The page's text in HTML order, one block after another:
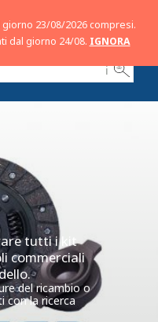
ℹ
tutti i kit
commerciali
del ricambio o
con la ricerca
23/08/2026 compresi.
dal giorno 24/08. IGNORA